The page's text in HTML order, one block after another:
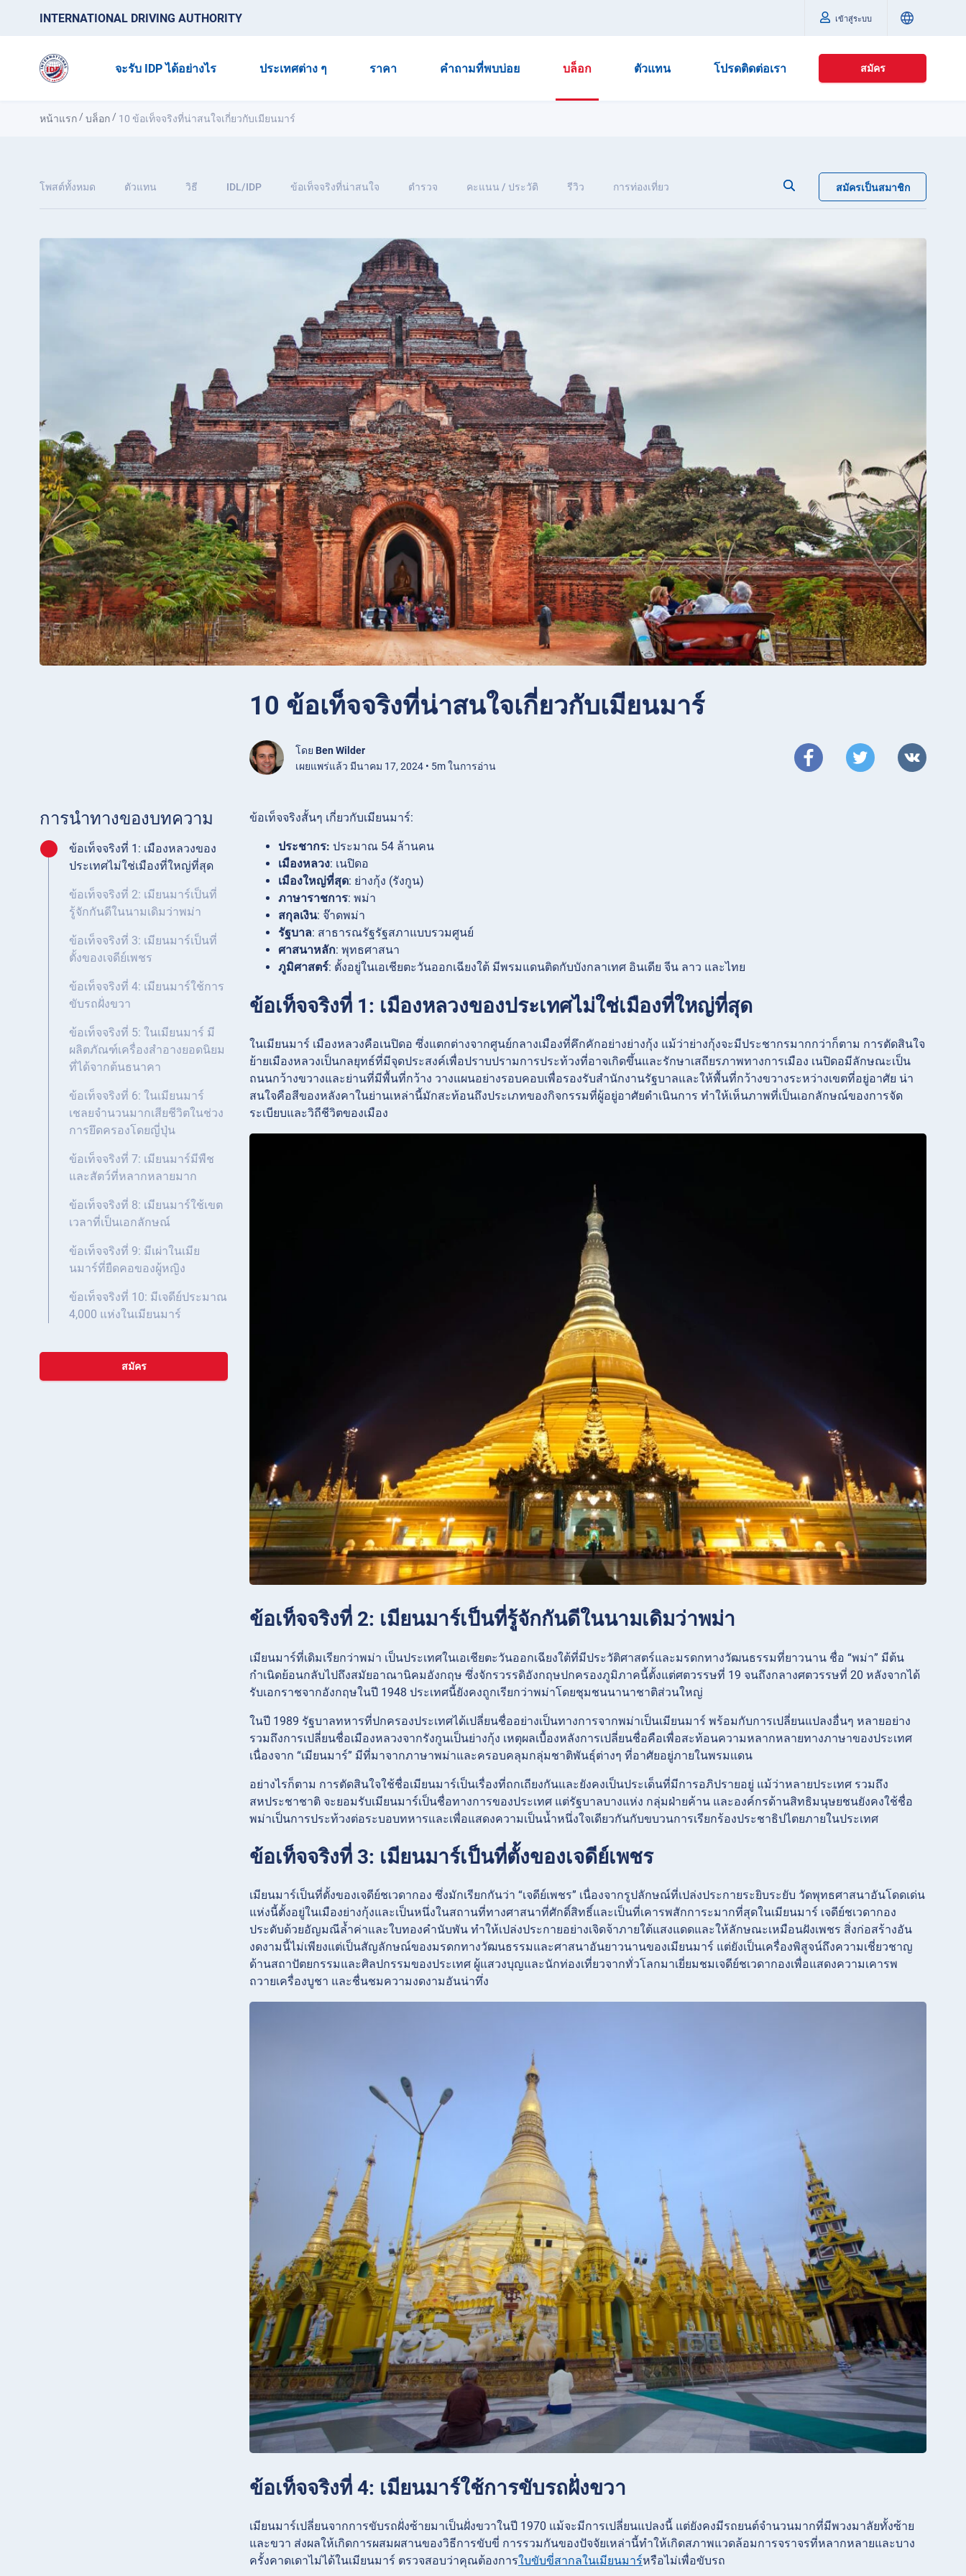
INTERNATIONAL DRIVING AUTHORITY เข้าสู่ระบบ
จะรับ IDP ได้อย่างไร ประเทศต่าง ๆ ราคา คำถามที่พบบ่อย บล็อก ตัวแทน โปรดติดต่อเรา สมัคร
หน้าแรก /บล็อก / 10 ข้อเท็จจริงที่น่าสนใจเกี่ยวกับเมียนมาร์
โพสต์ทั้งหมด ตัวแทน วิธี IDL/IDP ข้อเท็จจริงที่น่าสนใจ ตำรวจ คะแนน / ประวัติ รีวิว การท่องเที่ยว สมัครเป็นสมาชิก
10 ข้อเท็จจริงที่น่าสนใจเกี่ยวกับเมียนมาร์
โดย Ben Wilder
เผยแพร่แล้ว มีนาคม 17, 2024 • 5m ในการอ่าน
การนำทางของบทความ
ข้อเท็จจริงที่ 1: เมืองหลวงของ
ประเทศไม่ใช่เมืองที่ใหญ่ที่สุด
ข้อเท็จจริงที่ 2: เมียนมาร์เป็นที่
รู้จักกันดีในนามเดิมว่าพม่า
ข้อเท็จจริงที่ 3: เมียนมาร์เป็นที่
ตั้งของเจดีย์เพชร
ข้อเท็จจริงที่ 4: เมียนมาร์ใช้การ
ขับรถฝั่งขวา
ข้อเท็จจริงที่ 5: ในเมียนมาร์ มี
ผลิตภัณฑ์เครื่องสำอางยอดนิยม
ที่ได้จากต้นธนาคา
ข้อเท็จจริงที่ 6: ในเมียนมาร์
เชลยจำนวนมากเสียชีวิตในช่วง
การยึดครองโดยญี่ปุ่น
ข้อเท็จจริงที่ 7: เมียนมาร์มีพืช
และสัตว์ที่หลากหลายมาก
ข้อเท็จจริงที่ 8: เมียนมาร์ใช้เขต
เวลาที่เป็นเอกลักษณ์
ข้อเท็จจริงที่ 9: มีเผ่าในเมีย
นมาร์ที่ยืดคอของผู้หญิง
ข้อเท็จจริงที่ 10: มีเจดีย์ประมาณ
4,000 แห่งในเมียนมาร์
สมัคร
ข้อเท็จจริงสั้นๆ เกี่ยวกับเมียนมาร์:
ประชากร: ประมาณ 54 ล้านคน
เมืองหลวง: เนปิดอ
เมืองใหญ่ที่สุด: ย่างกุ้ง (รังกูน)
ภาษาราชการ: พม่า
สกุลเงิน: จ๊าดพม่า
รัฐบาล: สาธารณรัฐรัฐสภาแบบรวมศูนย์
ศาสนาหลัก: พุทธศาสนา
ภูมิศาสตร์: ตั้งอยู่ในเอเชียตะวันออกเฉียงใต้ มีพรมแดนติดกับบังกลาเทศ อินเดีย จีน ลาว และไทย
ข้อเท็จจริงที่ 1: เมืองหลวงของประเทศไม่ใช่เมืองที่ใหญ่ที่สุด
ในเมียนมาร์ เมืองหลวงคือเนปิดอ ซึ่งแตกต่างจากศูนย์กลางเมืองที่คึกคักอย่างย่างกุ้ง แม้ว่าย่างกุ้งจะมีประชากรมากกว่าก็ตาม การตัดสินใจ
ย้ายเมืองหลวงเป็นกลยุทธ์ที่มีจุดประสงค์เพื่อปราบปรามการประท้วงที่อาจเกิดขึ้นและรักษาเสถียรภาพทางการเมือง เนปิดอมีลักษณะเป็น
ถนนกว้างขวางและย่านที่มีพื้นที่กว้าง วางแผนอย่างรอบคอบเพื่อรองรับสำนักงานรัฐบาลและให้พื้นที่กว้างขวางระหว่างเขตที่อยู่อาศัย น่า
สนใจคือสีของหลังคาในย่านเหล่านี้มักสะท้อนถึงประเภทของกิจกรรมที่ผู้อยู่อาศัยดำเนินการ ทำให้เห็นภาพที่เป็นเอกลักษณ์ของการจัด
ระเบียบและวิถีชีวิตของเมือง
ข้อเท็จจริงที่ 2: เมียนมาร์เป็นที่รู้จักกันดีในนามเดิมว่าพม่า
เมียนมาร์ที่เดิมเรียกว่าพม่า เป็นประเทศในเอเชียตะวันออกเฉียงใต้ที่มีประวัติศาสตร์และมรดกทางวัฒนธรรมที่ยาวนาน ชื่อ “พม่า” มีต้น
กำเนิดย้อนกลับไปถึงสมัยอาณานิคมอังกฤษ ซึ่งจักรวรรดิอังกฤษปกครองภูมิภาคนี้ตั้งแต่ศตวรรษที่ 19 จนถึงกลางศตวรรษที่ 20 หลังจากได้
รับเอกราชจากอังกฤษในปี 1948 ประเทศนี้ยังคงถูกเรียกว่าพม่าโดยชุมชนนานาชาติส่วนใหญ่
ในปี 1989 รัฐบาลทหารที่ปกครองประเทศได้เปลี่ยนชื่ออย่างเป็นทางการจากพม่าเป็นเมียนมาร์ พร้อมกับการเปลี่ยนแปลงอื่นๆ หลายอย่าง
รวมถึงการเปลี่ยนชื่อเมืองหลวงจากรังกูนเป็นย่างกุ้ง เหตุผลเบื้องหลังการเปลี่ยนชื่อคือเพื่อสะท้อนความหลากหลายทางภาษาของประเทศ
เนื่องจาก “เมียนมาร์” มีที่มาจากภาษาพม่าและครอบคลุมกลุ่มชาติพันธุ์ต่างๆ ที่อาศัยอยู่ภายในพรมแดน
อย่างไรก็ตาม การตัดสินใจใช้ชื่อเมียนมาร์เป็นเรื่องที่ถกเถียงกันและยังคงเป็นประเด็นที่มีการอภิปรายอยู่ แม้ว่าหลายประเทศ รวมถึง
สหประชาชาติ จะยอมรับเมียนมาร์เป็นชื่อทางการของประเทศ แต่รัฐบาลบางแห่ง กลุ่มฝ่ายค้าน และองค์กรด้านสิทธิมนุษยชนยังคงใช้ชื่อ
พม่าเป็นการประท้วงต่อระบอบทหารและเพื่อแสดงความเป็นน้ำหนึ่งใจเดียวกันกับขบวนการเรียกร้องประชาธิปไตยภายในประเทศ
ข้อเท็จจริงที่ 3: เมียนมาร์เป็นที่ตั้งของเจดีย์เพชร
เมียนมาร์เป็นที่ตั้งของเจดีย์ชเวดากอง ซึ่งมักเรียกกันว่า “เจดีย์เพชร” เนื่องจากรูปลักษณ์ที่เปล่งประกายระยิบระยับ วัดพุทธศาสนาอันโดดเด่น
แห่งนี้ตั้งอยู่ในเมืองย่างกุ้งและเป็นหนึ่งในสถานที่ทางศาสนาที่ศักดิ์สิทธิ์และเป็นที่เคารพสักการะมากที่สุดในเมียนมาร์ เจดีย์ชเวดากอง
ประดับด้วยอัญมณีล้ำค่าและใบทองคำนับพัน ทำให้เปล่งประกายอย่างเจิดจ้าภายใต้แสงแดดและให้ลักษณะเหมือนฝังเพชร สิ่งก่อสร้างอัน
งดงามนี้ไม่เพียงแต่เป็นสัญลักษณ์ของมรดกทางวัฒนธรรมและศาสนาอันยาวนานของเมียนมาร์ แต่ยังเป็นเครื่องพิสูจน์ถึงความเชี่ยวชาญ
ด้านสถาปัตยกรรมและศิลปกรรมของประเทศ ผู้แสวงบุญและนักท่องเที่ยวจากทั่วโลกมาเยี่ยมชมเจดีย์ชเวดากองเพื่อแสดงความเคารพ
ถวายเครื่องบูชา และชื่นชมความงดงามอันน่าทึ่ง
ข้อเท็จจริงที่ 4: เมียนมาร์ใช้การขับรถฝั่งขวา
เมียนมาร์เปลี่ยนจากการขับรถฝั่งซ้ายมาเป็นฝั่งขวาในปี 1970 แม้จะมีการเปลี่ยนแปลงนี้ แต่ยังคงมีรถยนต์จำนวนมากที่มีพวงมาลัยทั้งซ้าย
และขวา ส่งผลให้เกิดการผสมผสานของวิธีการขับขี่ การรวมกันของปัจจัยเหล่านี้ทำให้เกิดสภาพแวดล้อมการจราจรที่หลากหลายและบาง
ครั้งคาดเดาไม่ได้ในเมียนมาร์ ตรวจสอบว่าคุณต้องการใบขับขี่สากลในเมียนมาร์หรือไม่เพื่อขับรถ